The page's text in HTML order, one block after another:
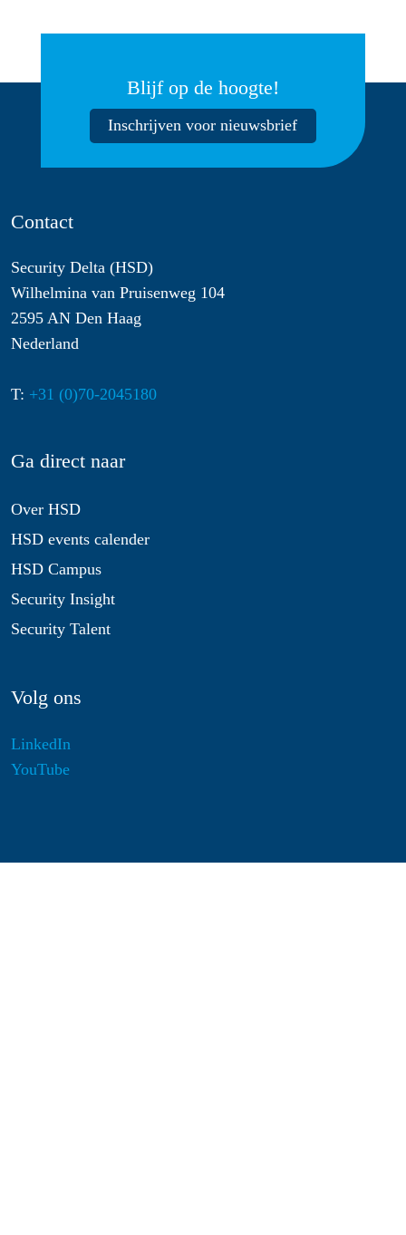
Blijf op de hoogte!
Inschrijven voor nieuwsbrief
Contact
Security Delta (HSD)
Wilhelmina van Pruisenweg 104
2595 AN Den Haag
Nederland
T: +31 (0)70-2045180
Ga direct naar
Over HSD
HSD events calender
HSD Campus
Security Insight
Security Talent
Volg ons
LinkedIn
YouTube